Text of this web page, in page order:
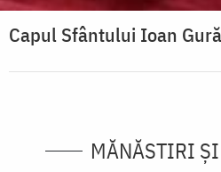
Capul Sfântului Ioan
MĂNĂSTIRI